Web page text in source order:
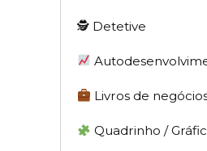
🕵 Detetive
Livros de
Quadrinho /